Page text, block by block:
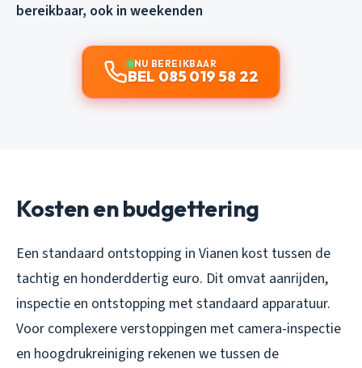
bereikbaar, ook in weekenden
NU BEREIKBAAR
BEL 085 019 58 22
Kosten en budgettering
Een standaard ontstopping in Vianen kost tussen de
tachtig en honderddertig euro. Dit omvat aanrijden,
inspectie en ontstopping met standaard apparatuur.
Voor complexere verstoppingen met camera-inspectie
en hoogdrukreiniging rekenen we tussen de